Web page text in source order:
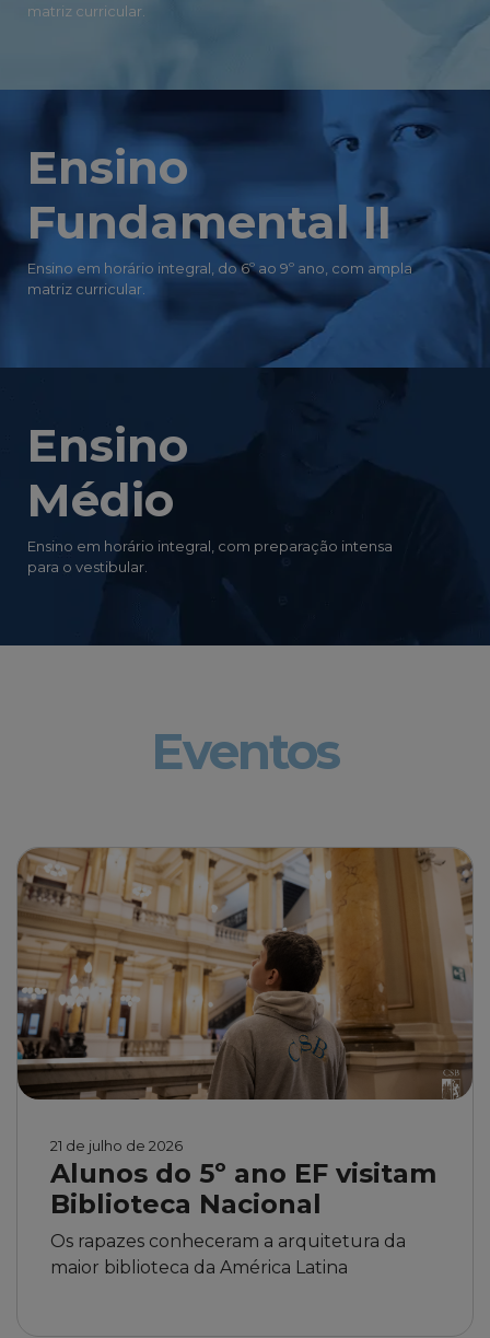
matriz curricular.
Ensino
Fundamental II
Ensino em horário integral, do 6º ao 9º ano, com ampla
matriz curricular.
Ensino
Médio
Ensino em horário integral, com preparação intensa
para o vestibular.
Eventos
21 de julho de 2026
Alunos do 5º ano EF visitam
Biblioteca Nacional
Os rapazes conheceram a arquitetura da
maior biblioteca da América Latina